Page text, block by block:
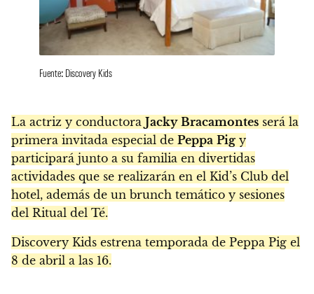
Fuente: Discovery Kids
La actriz y conductora Jacky Bracamontes será la
primera invitada especial de Peppa Pig y
participará junto a su familia en divertidas
actividades que se realizarán en el Kid’s Club del
hotel, además de un brunch temático y sesiones
del Ritual del Té.
Discovery Kids estrena temporada de Peppa Pig el
8 de abril a las 16.